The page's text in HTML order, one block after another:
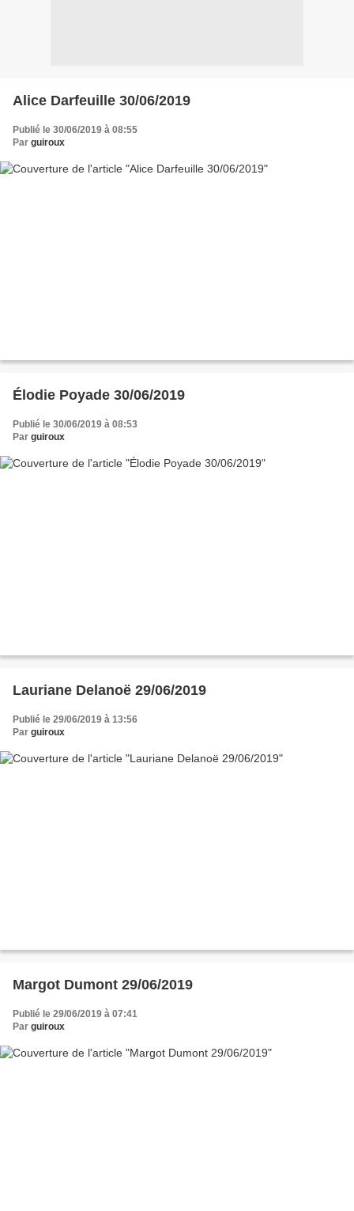
Alice Darfeuille 30/06/2019
Publié le 30/06/2019 à 08:55
Par guiroux
Élodie Poyade 30/06/2019
Publié le 30/06/2019 à 08:53
Par guiroux
Lauriane Delanoë 29/06/2019
Publié le 29/06/2019 à 13:56
Par guiroux
Margot Dumont 29/06/2019
Publié le 29/06/2019 à 07:41
Par guiroux